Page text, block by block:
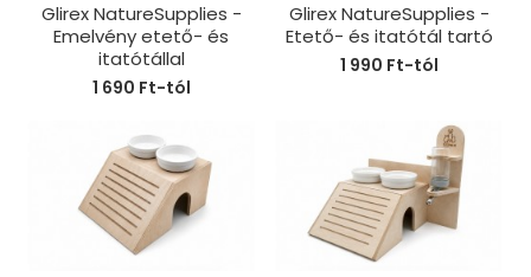
Glirex NatureSupplies -
Emelvény etető- és
itatótállal
1 690 Ft-tól
Glirex NatureSupplies -
Etető- és itatótál tartó
1 990 Ft-tól